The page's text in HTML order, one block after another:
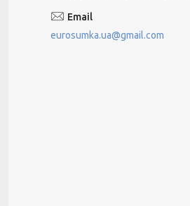
eurosumka.ua@gmail.com